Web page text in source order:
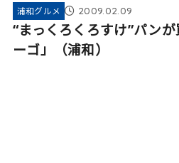
浦和グルメ 2009.02.09
“まっくろくろすけ”パン
ーゴ」（浦和）